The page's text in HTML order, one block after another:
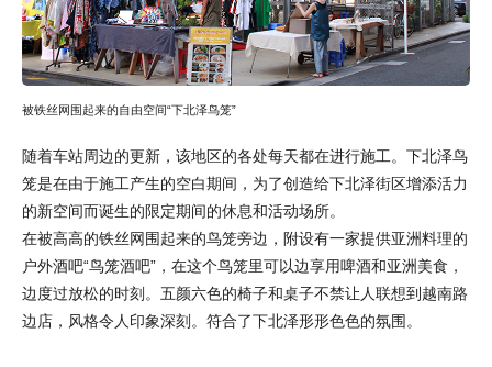
被铁丝网围起来的自由空间“下北泽鸟笼”
随着车站周边的更新，该地区的各处每天都在进行施工。下北泽鸟
笼是在由于施工产生的空白期间，为了创造给下北泽街区增添活力
的新空间而诞生的限定期间的休息和活动场所。
在被高高的铁丝网围起来的鸟笼旁边，附设有一家提供亚洲料理的
户外酒吧“鸟笼酒吧”，在这个鸟笼里可以边享用啤酒和亚洲美食，
边度过放松的时刻。五颜六色的椅子和桌子不禁让人联想到越南路
边店，风格令人印象深刻。符合了下北泽形形色色的氛围。